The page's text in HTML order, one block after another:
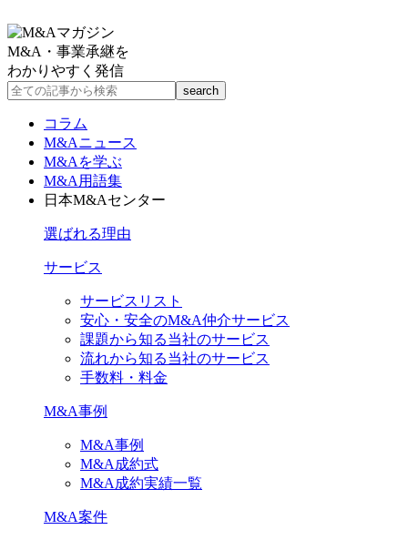
M&A・事業承継を
わかりやすく発信
コラム
M&Aニュース
M&Aを学ぶ
M&A用語集
日本M&Aセンター
選ばれる理由
サービス
サービスリスト
安心・安全のM&A仲介サービス
課題から知る当社のサービス
流れから知る当社のサービス
手数料・料金
M&A事例
M&A事例
M&A成約式
M&A成約実績一覧
M&A案件